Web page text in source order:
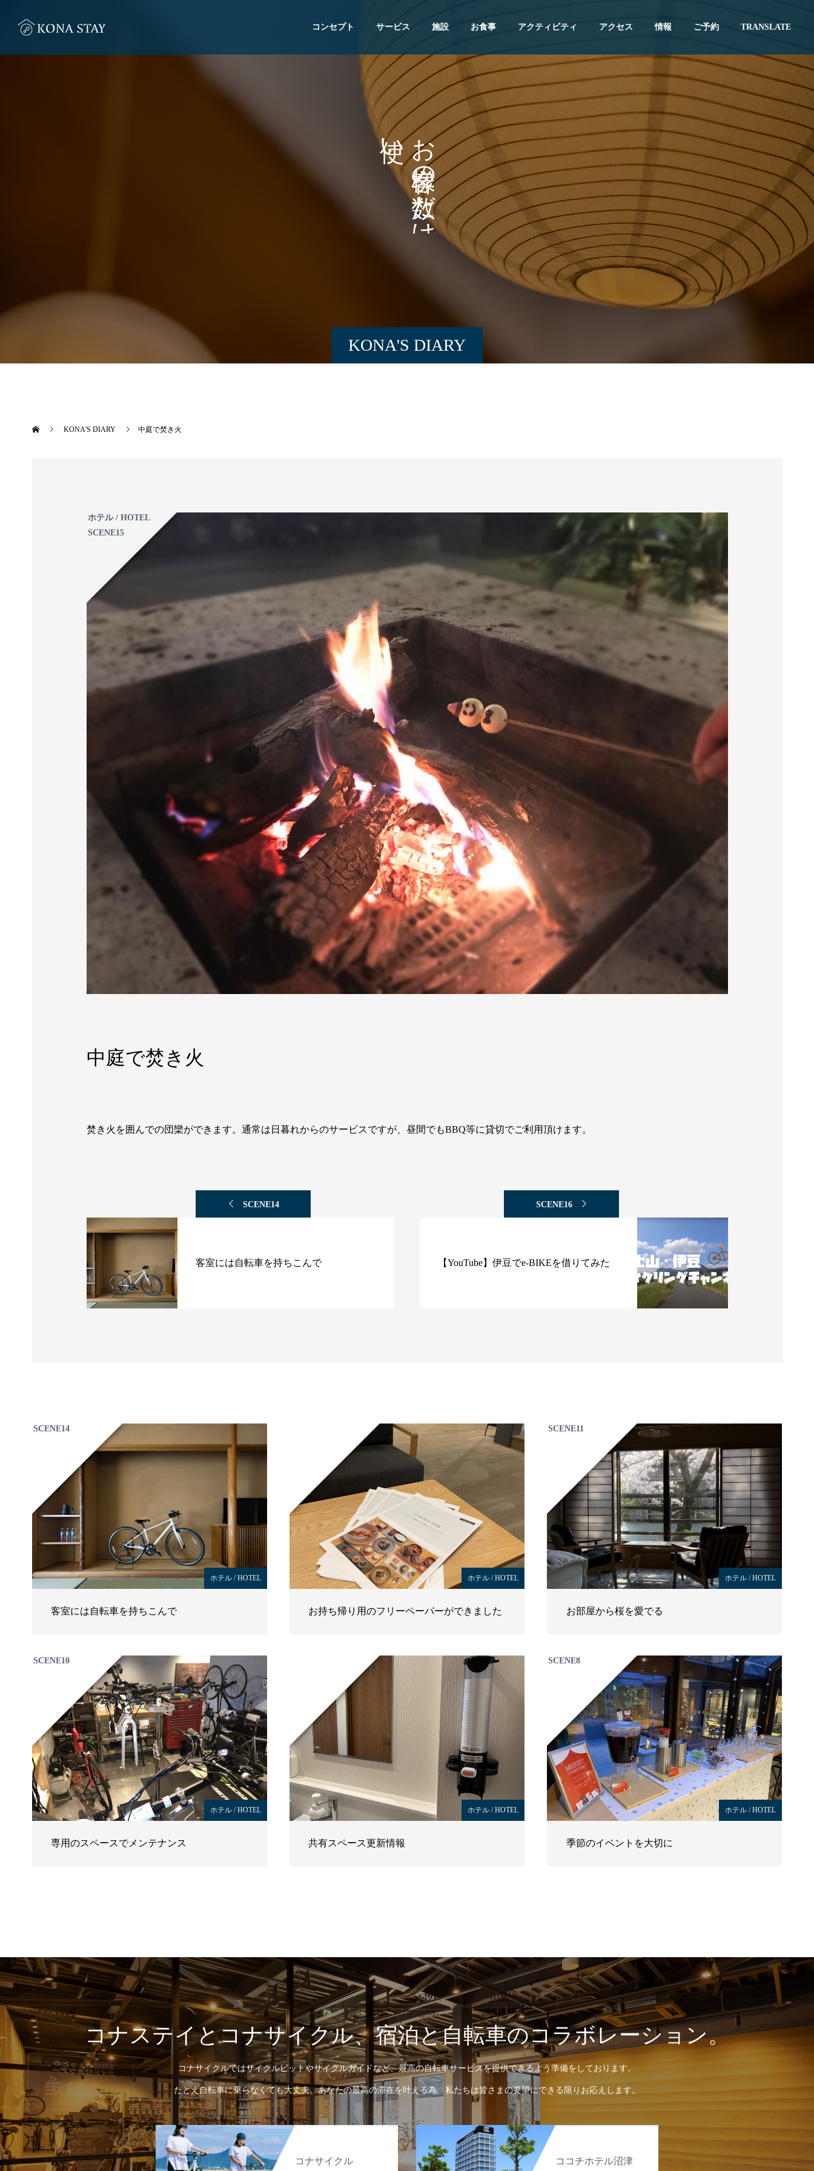
コンセプト サービス 施設 お食事 アクティビティ アクセス 情報 ご予約 TRANSLATE
KONA'S DIARY
お
の
だ
け
い
が
あ
KONA'S DIARY 中庭で焚き火
ホテル / HOTEL
SCENE15
中庭で焚き火
焚き火を囲んでの団欒ができます。通常は日暮れからのサービスですが、昼間でもBBQ等に貸切でご利用頂けます。
SCENE14
客室には自転車を持ちこんで
SCENE16
【YouTube】伊豆でe-BIKEを借りてみた
SCENE14
ホテル / HOTEL
客室には自転車を持ちこんで
ホテル / HOTEL
お持ち帰り用のフリーペーパーができました
SCENE11
ホテル / HOTEL
お部屋から桜を愛でる
SCENE10
ホテル / HOTEL
専用のスペースでメンテナンス
ホテル / HOTEL
共有スペース更新情報
SCENE8
ホテル / HOTEL
季節のイベントを大切に
コナステイとコナサイクル、宿泊と自転車のコラボレーション。
コナサイクルではサイクルピットやサイクルガイドなど、最高の自転車サービスを提供できるよう準備をしております。
たとえ自転車に乗らなくても大丈夫。あなたの最高の滞在を叶える為、私たちは皆さまの要望にできる限りお応えします。
コナサイクル ココチホテル沼津